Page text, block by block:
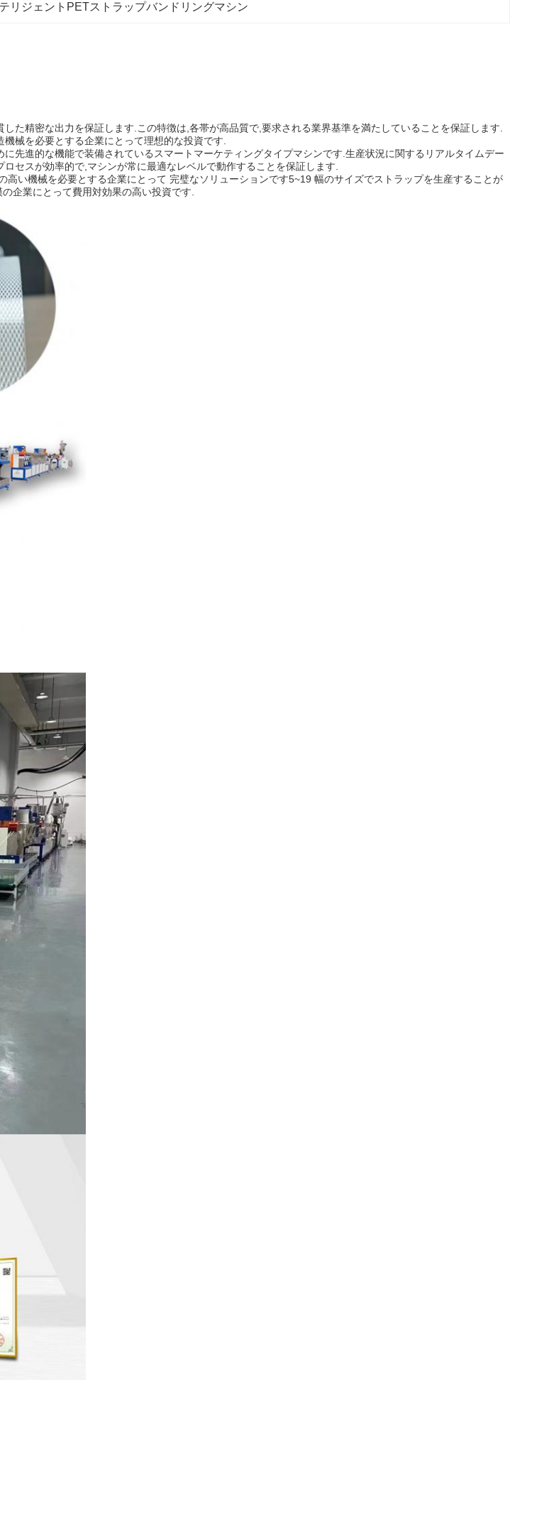
リジェントPETストラップバンドリングマシン
た精密な出力を保証します.この特徴は,各帯が高品質で,要求される業界基準を満たしていることを保証します.
械を必要とする企業にとって理想的な投資です.
先進的な機能で装備されているスマートマーケティングタイプマシンです.生産状況に関するリアルタイムデー
セスが効率的で,マシンが常に最適なレベルで動作することを保証します.
い機械を必要とする企業にとって 完璧なソリューションです5~19 幅のサイズでストラップを生産することが
企業にとって費用対効果の高い投資です.